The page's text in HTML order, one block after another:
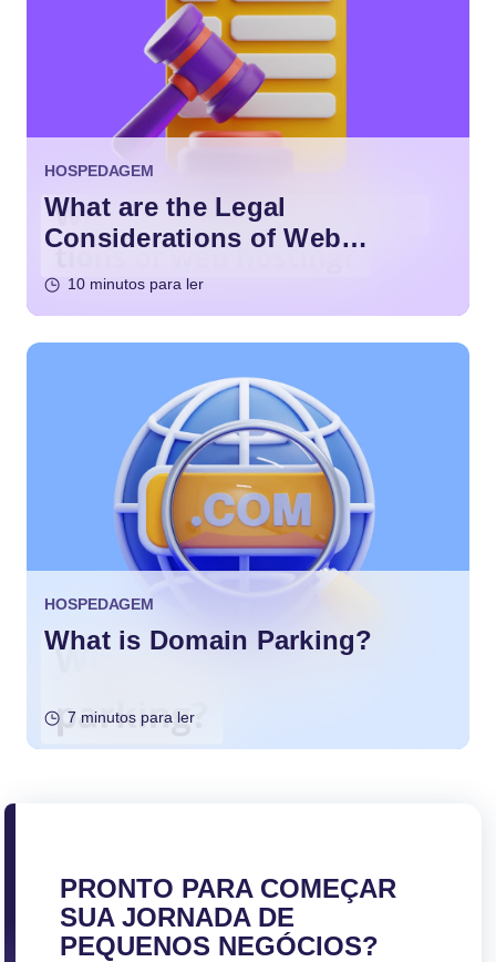
HOSPEDAGEM
What are the Legal
Considerations of Web
10 minutos para ler
HOSPEDAGEM
What is Domain Parking?
7 minutos para ler
PRONTO PARA COMEÇAR
SUA JORNADA DE
PEQUENOS NEGÓCIOS?